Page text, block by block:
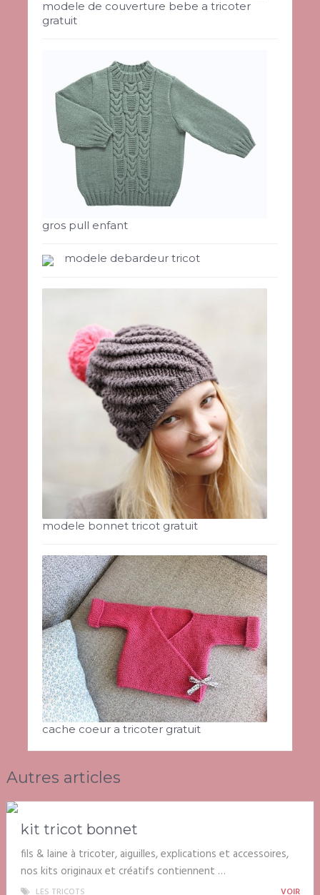
modele de couverture bebe a tricoter
gratuit
gros pull enfant
modele debardeur tricot
modele bonnet tricot gratuit
cache coeur a tricoter gratuit
Autres articles
kit tricot bonnet
fils & laine à tricoter, aiguilles, explications et accessoires,
nos kits originaux et créatifs contiennent …